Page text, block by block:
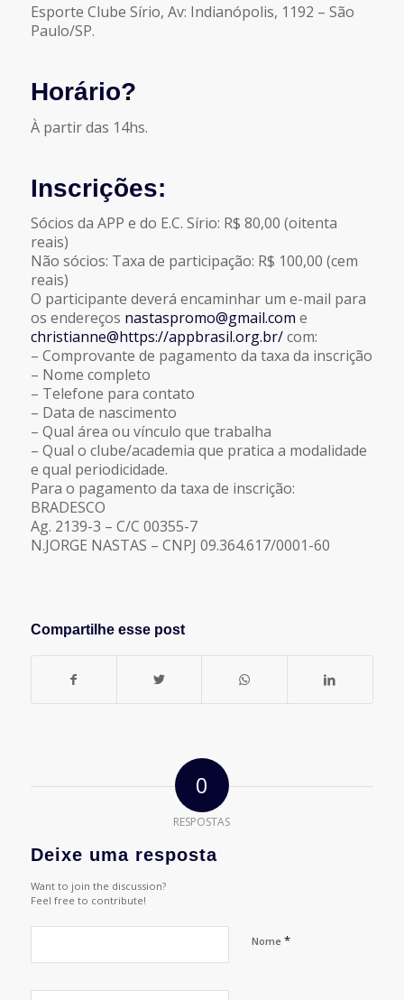
Esporte Clube Sírio, Av: Indianópolis, 1192 – São
Paulo/SP.
Horário?
À partir das 14hs.
Inscrições:
Sócios da APP e do E.C. Sírio: R$ 80,00 (oitenta
reais)
Não sócios: Taxa de participação: R$ 100,00 (cem
reais)
O participante deverá encaminhar um e-mail para
os endereços nastaspromo@gmail.com e
christianne@https://appbrasil.org.br/com:
– Comprovante de pagamento da taxa da inscrição
– Nome completo
– Telefone para contato
– Data de nascimento
– Qual área ou vínculo que trabalha
– Qual o clube/academia que pratica a modalidade
e qual periodicidade.
Para o pagamento da taxa de inscrição:
BRADESCO
Ag. 2139-3 – C/C 00355-7
N.JORGE NASTAS – CNPJ 09.364.617/0001-60
Compartilhe esse post
0
RESPOSTAS
Deixe uma resposta
Want to join the discussion?
Feel free to contribute!
Nome *